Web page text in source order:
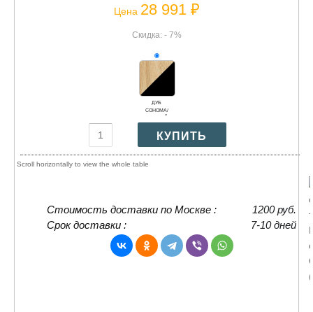
Цена 28 991 ₽
Скидка: - 7%
ДУБ
СОНОМА/
Стоимость доставки по Москве :
1200 руб.
Срок доставки :
7-10 дней